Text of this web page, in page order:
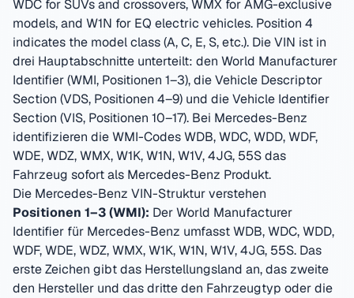
WDC for SUVs and crossovers, WMX for AMG-exclusive
models, and W1N for EQ electric vehicles. Position 4
indicates the model class (A, C, E, S, etc.). Die VIN ist in
drei Hauptabschnitte unterteilt: den World Manufacturer
Identifier (WMI, Positionen 1–3), die Vehicle Descriptor
Section (VDS, Positionen 4–9) und die Vehicle Identifier
Section (VIS, Positionen 10–17). Bei Mercedes-Benz
identifizieren die WMI-CodesWDB, WDC, WDD, WDF,
WDE, WDZ, WMX, W1K, W1N, W1V, 4JG, 55Sdas
Fahrzeug sofort als Mercedes-Benz Produkt.
Die Mercedes-Benz VIN-Struktur verstehen
Positionen 1–3 (WMI): Der World Manufacturer
Identifier für Mercedes-Benz umfasstWDB, WDC, WDD,
WDF, WDE, WDZ, WMX, W1K, W1N, W1V, 4JG, 55S. Das
erste Zeichen gibt das Herstellungsland an, das zweite
den Hersteller und das dritte den Fahrzeugtyp oder die